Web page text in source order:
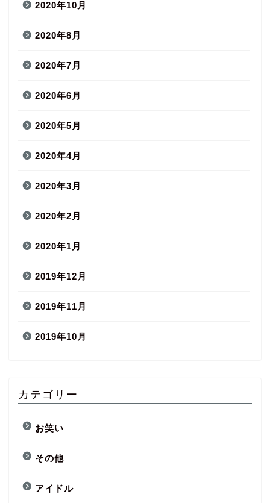
2020年10月
2020年8月
2020年7月
2020年6月
2020年5月
2020年4月
2020年3月
2020年2月
2020年1月
2019年12月
2019年11月
2019年10月
カテゴリー
お笑い
その他
アイドル